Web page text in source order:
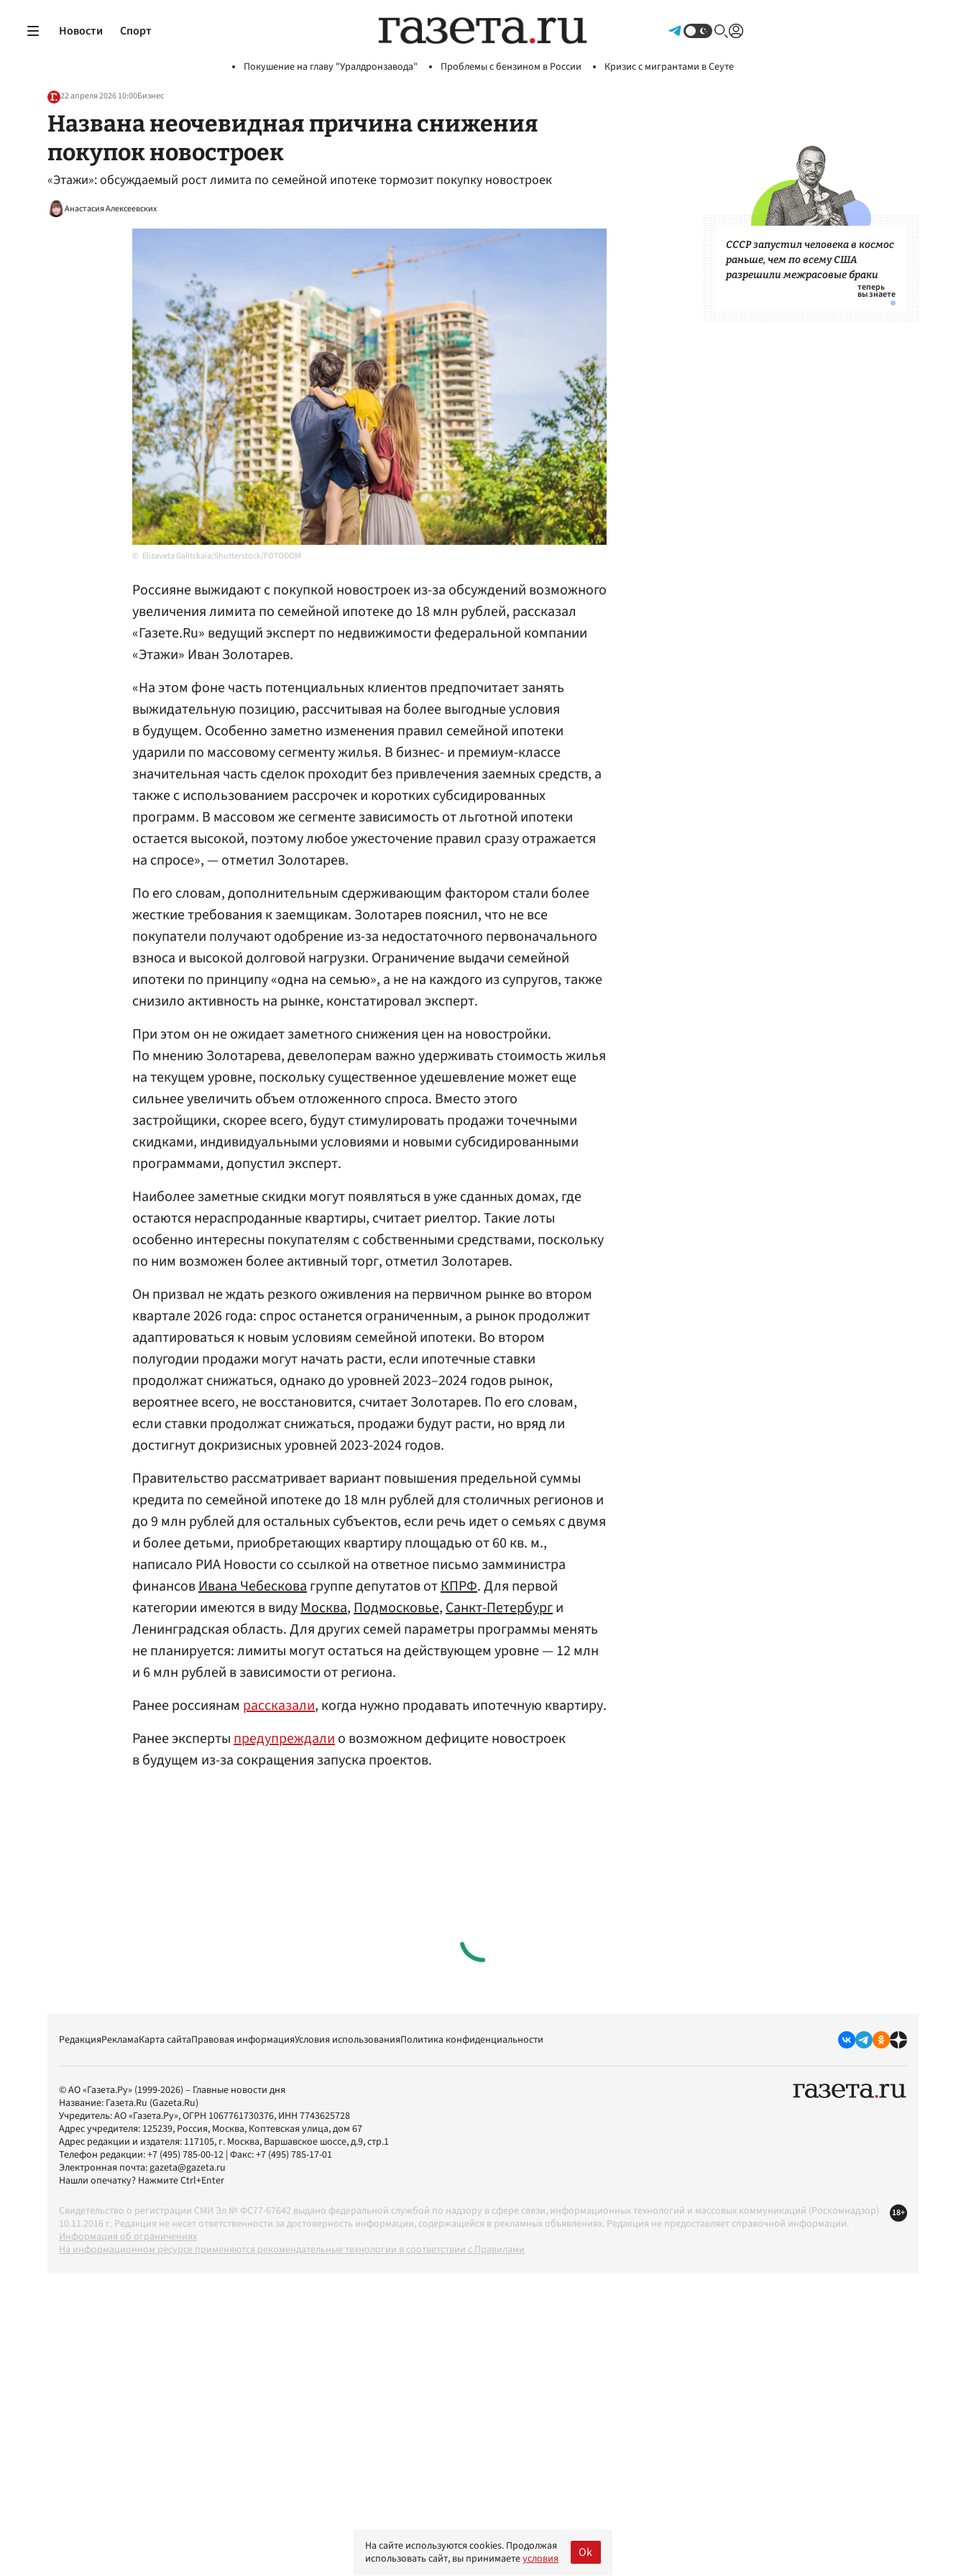
Новости Спорт
Покушение на главу "Уралдронзавода" Проблемы с бензином в России Кризис с мигрантами в Сеуте
22 апреля 2026 10:00Бизнес
Названа неочевидная причина снижения
покупок новостроек
«Этажи»: обсуждаемый рост лимита по семейной ипотеке тормозит покупку новостроек
Анастасия Алексеевских
Elizaveta Galitckaia/Shutterstock/FOTODOM
Россияне выжидают с покупкой новостроек из-за обсуждений возможного
увеличения лимита по семейной ипотеке до 18 млн рублей, рассказал
«Газете.Ru» ведущий эксперт по недвижимости федеральной компании
«Этажи» Иван Золотарев.
«На этом фоне часть потенциальных клиентов предпочитает занять
выжидательную позицию, рассчитывая на более выгодные условия
в будущем. Особенно заметно изменения правил семейной ипотеки
ударили по массовому сегменту жилья. В бизнес- и премиум-классе
значительная часть сделок проходит без привлечения заемных средств, а
также с использованием рассрочек и коротких субсидированных
программ. В массовом же сегменте зависимость от льготной ипотеки
остается высокой, поэтому любое ужесточение правил сразу отражается
на спросе», — отметил Золотарев.
По его словам, дополнительным сдерживающим фактором стали более
жесткие требования к заемщикам. Золотарев пояснил, что не все
покупатели получают одобрение из-за недостаточного первоначального
взноса и высокой долговой нагрузки. Ограничение выдачи семейной
ипотеки по принципу «одна на семью», а не на каждого из супругов, также
снизило активность на рынке, констатировал эксперт.
При этом он не ожидает заметного снижения цен на новостройки.
По мнению Золотарева, девелоперам важно удерживать стоимость жилья
на текущем уровне, поскольку существенное удешевление может еще
сильнее увеличить объем отложенного спроса. Вместо этого
застройщики, скорее всего, будут стимулировать продажи точечными
скидками, индивидуальными условиями и новыми субсидированными
программами, допустил эксперт.
Наиболее заметные скидки могут появляться в уже сданных домах, где
остаются нераспроданные квартиры, считает риелтор. Такие лоты
особенно интересны покупателям с собственными средствами, поскольку
по ним возможен более активный торг, отметил Золотарев.
Он призвал не ждать резкого оживления на первичном рынке во втором
квартале 2026 года: спрос останется ограниченным, а рынок продолжит
адаптироваться к новым условиям семейной ипотеки. Во втором
полугодии продажи могут начать расти, если ипотечные ставки
продолжат снижаться, однако до уровней 2023–2024 годов рынок,
вероятнее всего, не восстановится, считает Золотарев. По его словам,
если ставки продолжат снижаться, продажи будут расти, но вряд ли
достигнут докризисных уровней 2023-2024 годов.
Правительство рассматривает вариант повышения предельной суммы
кредита по семейной ипотеке до 18 млн рублей для столичных регионов и
до 9 млн рублей для остальных субъектов, если речь идет о семьях с двумя
и более детьми, приобретающих квартиру площадью от 60 кв. м.,
написало РИА Новости со ссылкой на ответное письмо замминистра
финансовИвана Чебесковагруппе депутатов отКПРФ. Для первой
категории имеются в видуМосква,Подмосковье,Санкт-Петербурги
Ленинградская область. Для других семей параметры программы менять
не планируется: лимиты могут остаться на действующем уровне — 12 млн
и 6 млн рублей в зависимости от региона.
Ранее россиянам рассказали, когда нужно продавать ипотечную квартиру.
Ранее экспертыпредупреждалио возможном дефиците новостроек
в будущем из-за сокращения запуска проектов.
СССР запустил человека в космос
раньше, чем по всему США
разрешили межрасовые браки
РедакцияРекламаКарта сайтаПравовая информацияУсловия использованияПолитика конфиденциальности
© АО «Газета.Ру» (1999-2026) – Главные новости дня
Название: Газета.Ru (Gazeta.Ru)
Учредитель:АО «Газета.Ру», ОГРН 1067761730376, ИНН 7743625728
Адрес учредителя: 125239, Россия, Москва, Коптевская улица, дом 67
Адрес редакции и издателя: 117105, г. Москва, Варшавское шоссе, д.9, стр.1
Телефон редакции:+7 (495) 785-00-12 | Факс:+7 (495) 785-17-01
Электронная почта:gazeta@gazeta.ru
Нашли опечатку? Нажмите Ctrl+Enter
Свидетельство о регистрации СМИ Эл № ФС77-67642 выдано федеральной службой по надзору в сфере связи, информационных технологий и массовых коммуникаций (Роскомнадзор)
10.11.2016 г. Редакция не несет ответственности за достоверность информации, содержащейся в рекламных объявлениях. Редакция не предоставляет справочной информации.
Информация об ограничениях
На информационном ресурсе применяются рекомендательные технологии в соответствии с Правилами
18+
На сайте используются cookies. Продолжая
использовать сайт, вы принимаетеусловия Ok